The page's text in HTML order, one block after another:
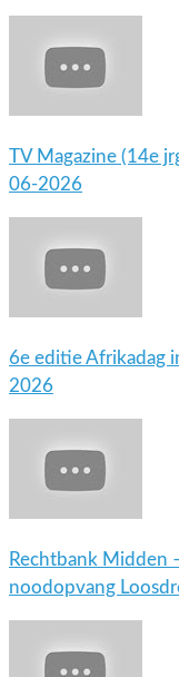
TV Magazine (14e
06-2026
6e editie Afrikadag
2026
Rechtbank Midden
noodopvang